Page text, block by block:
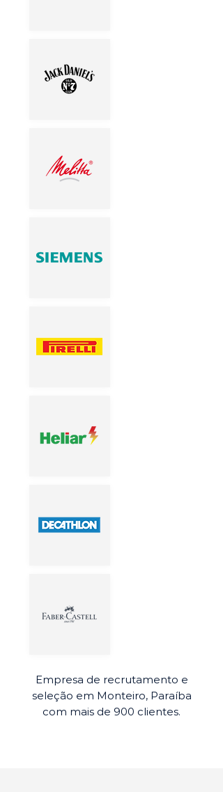
Empresa de recrutamento e
seleção em Monteiro, Paraíba
com mais de 900 clientes.